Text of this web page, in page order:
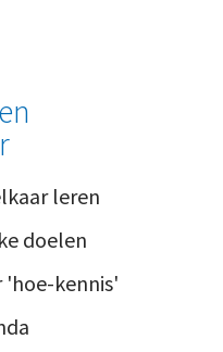
leren
doelen
'hoe-kennis'